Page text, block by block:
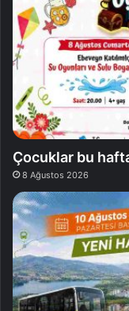
Çocuklar bu
8 Ağustos 2026